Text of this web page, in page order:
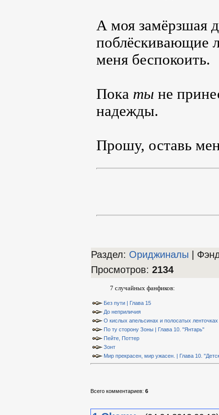
А моя замёрзшая
поблёскивающие
меня беспокоить.
Пока ты не
надежды.
Прошу, оставь
Раздел: Ориджиналы |
Просмотров: 2134
7 случайных фанфиков:
Без пути | Глава 15
До неприличия
О кислых апельсинах и полосатых ленточках
По ту сторону Зоны | Глава 10. "Янтарь"
Пейте, Поттер
Зонт
Мир прекрасен, мир ужасен. | Глава 10.
Всего комментариев: 6